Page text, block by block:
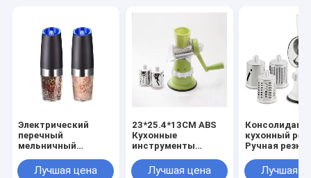
Электрический
перечный
мельничный
костюмированным
Лучшая цена
23*25.4*13CM ABS
Кухонные
инструменты
пищевой процессор
Лучшая цена
кухонный
Ручная резка
стали для
Лучшая